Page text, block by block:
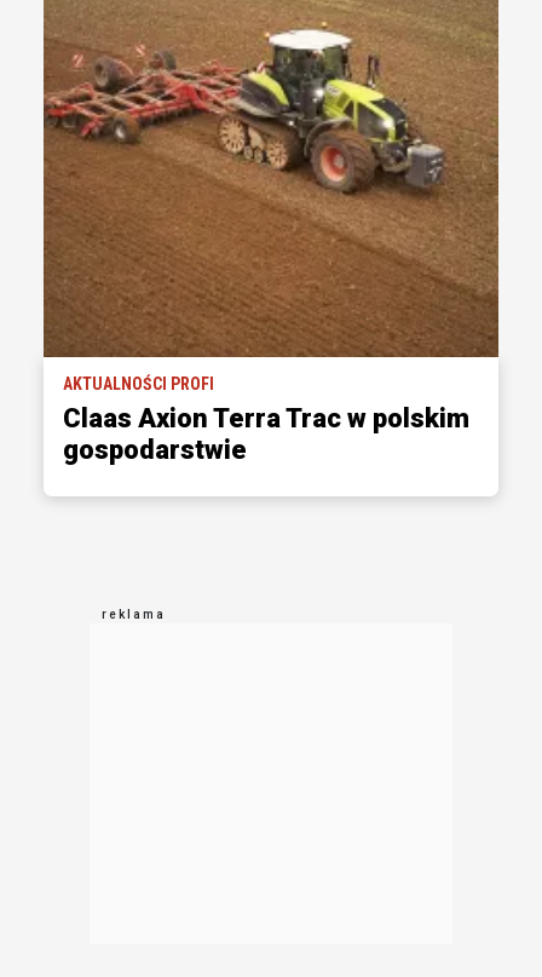
AKTUALNOŚCI PROFI
Claas Axion Terra Trac w polskim
gospodarstwie